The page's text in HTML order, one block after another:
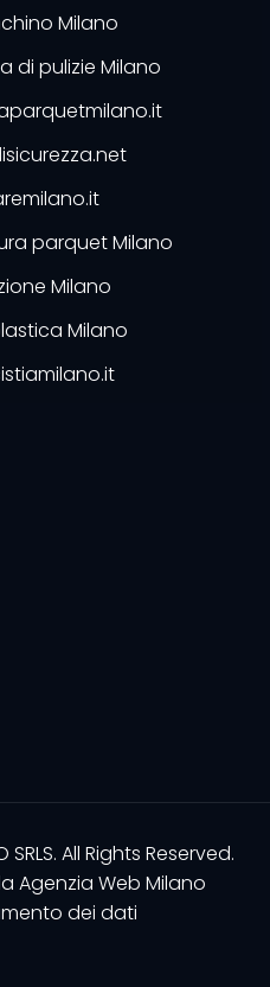
Milano
di pulizie Milano
parquet Milano
Milano
Milano
SRLS. All Rights Reserved.
Agenzia Web Milano
dei dati